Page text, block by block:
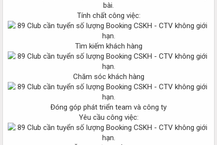
bài.
Tính chất công việc:
Tìm kiếm khách hàng
Chăm sóc khách hàng
Đóng góp phát triển team và công ty
Yêu cầu công việc: